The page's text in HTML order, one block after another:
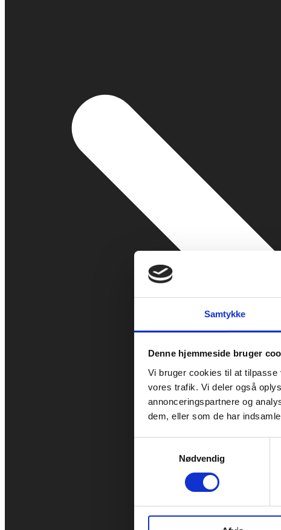
Samtykke
Denne hjemmeside bruger
Vi bruger cookies til at
vores trafik. Vi deler også
annonceringspartnere og
dem, eller som de har
Nødvendig